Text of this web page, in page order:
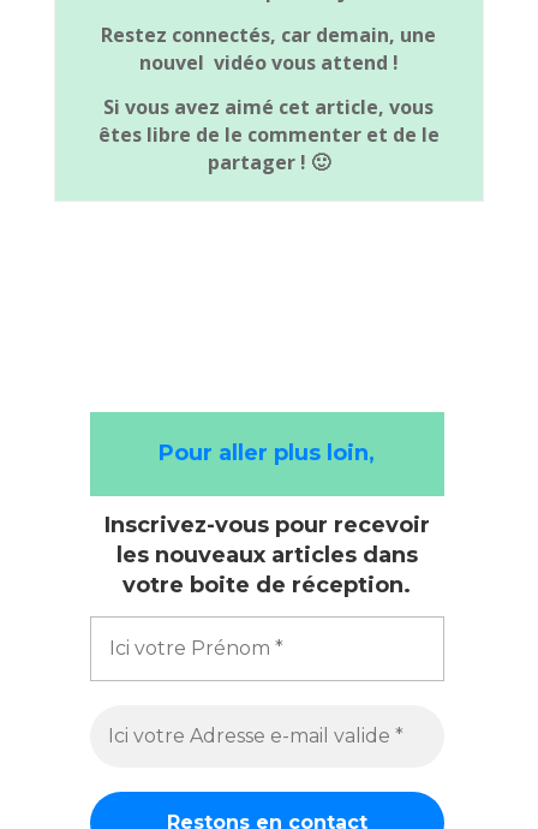
Restez connectés, car demain, une
nouvel vidéo vous attend !
Si vous avez aimé cet article, vous
êtes libre de le commenter et de le
partager ! 🙂
Pour aller plus loin,
Inscrivez-vous pour recevoir
les nouveaux articles dans
votre boite de réception.